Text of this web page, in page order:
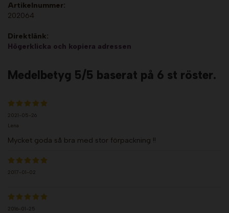
Artikelnummer:
202064
Direktlänk:
Högerklicka och kopiera adressen
Medelbetyg 5/5 baserat på 6 st röster.
2021-05-26
Lena
Mycket goda så bra med stor förpackning !!
2017-01-02
2016-01-25